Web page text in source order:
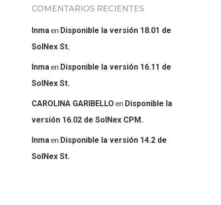
COMENTARIOS RECIENTES
Inmaen Disponible la versión 18.01 de
SolNex St.
Inmaen Disponible la versión 16.11 de
SolNex St.
CAROLINA GARIBELLO en Disponible la
versión 16.02 de SolNex CPM.
Inmaen Disponible la versión 14.2 de
SolNex St.